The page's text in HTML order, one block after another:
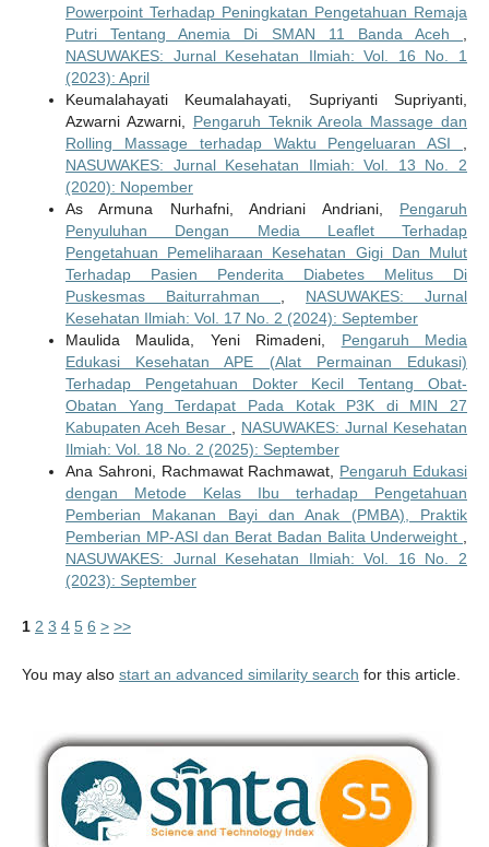
Powerpoint Terhadap Peningkatan Pengetahuan Remaja
Putri Tentang Anemia Di SMAN 11 Banda Aceh
NASUWAKES: Jurnal Kesehatan Ilmiah: Vol. 16 No. 1
(2023): April
Keumalahayati Keumalahayati, Supriyanti Supriyanti,
Azwarni Azwarni, Pengaruh Teknik Areola Massage dan
Rolling Massage terhadap Waktu Pengeluaran ASI
NASUWAKES: Jurnal Kesehatan Ilmiah: Vol. 13 No. 2
(2020): Nopember
As Armuna Nurhafni, Andriani Andriani, Pengaruh
Penyuluhan Dengan Media Leaflet Terhadap
Pengetahuan Pemeliharaan Kesehatan Gigi Dan Mulut
Terhadap Pasien Penderita Diabetes Melitus Di
Puskesmas Baiturrahman
NASUWAKES: Jurnal
Kesehatan Ilmiah: Vol. 17 No. 2 (2024): September
Maulida Maulida, Yeni Rimadeni, Pengaruh Media
Edukasi Kesehatan APE (Alat Permainan Edukasi)
Terhadap Pengetahuan Dokter Kecil Tentang Obat-
Obatan Yang Terdapat Pada Kotak P3K di MIN 27
Kabupaten Aceh Besar
NASUWAKES: Jurnal Kesehatan
Ilmiah: Vol. 18 No. 2 (2025): September
Ana Sahroni, Rachmawat Rachmawat, Pengaruh Edukasi
dengan Metode Kelas Ibu terhadap Pengetahuan
Pemberian Makanan Bayi dan Anak (PMBA), Praktik
Pemberian MP-ASI dan Berat Badan Balita Underweight
NASUWAKES: Jurnal Kesehatan Ilmiah: Vol. 16 No. 2
(2023): September
1 2 3 4 5 6 > >>
You may also start an advanced similarity search for this article.